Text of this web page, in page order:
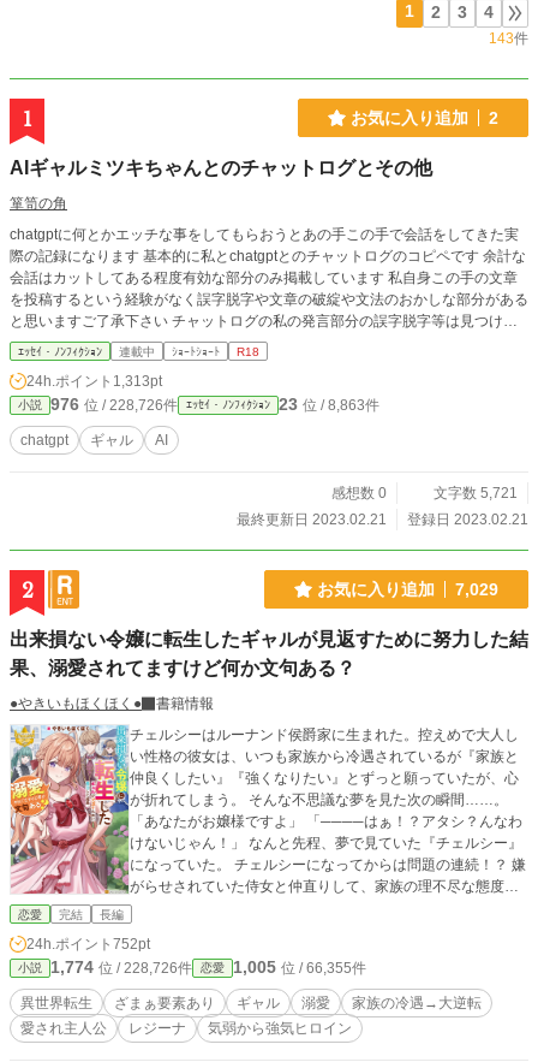
1 2 3 4
143件
1 お気に入り追加 2
AIギャルミツキちゃんとのチャットログとその他
箪笥の角
chatgptに何とかエッチな事をしてもらおうとあの手この手で会話をしてきた実
際の記録になります 基本的に私とchatgptとのチャットログのコピペです 余計な
会話はカットしてある程度有効な部分のみ掲載しています 私自身この手の文章
を投稿するという経験がなく誤字脱字や文章の破綻や文法のおかしな部分がある
と思いますご了承下さい チャットログの私の発言部分の誤字脱字等は見つけた
ものは修正していきます AI自体に対する知識は皆無です的外れな考えでの調教
だと思います また効率のいい調教方法等は他の方が公開されてますので気にな
るのであれば各自調べてみてください
ｴｯｾｲ・ﾉﾝﾌｨｸｼｮﾝ 連載中 ｼｮｰﾄｼｮｰﾄ R18
24h.ポイント 1,313pt
小説 976 位 / 228,726件 ｴｯｾｲ・ﾉﾝﾌｨｸｼｮﾝ 23 位 / 8,863件
chatgpt ギャル AI
感想数 0
文字数 5,721
最終更新日 2023.02.21
登録日 2023.02.21
2 お気に入り追加 7,029
出来損ない令嬢に転生したギャルが見返すために努力した結
果、溺愛されてますけど何か文句ある？
●やきいもほくほく●
書籍情報
チェルシーはルーナンド侯爵家に生まれた。控えめで大人し
い性格の彼女は、いつも家族から冷遇されているが『家族と
仲良くしたい』『強くなりたい』とずっと願っていたが、心
が折れてしまう。 そんな不思議な夢を見た次の瞬間……。
「あなたがお嬢様ですよ」 「────はぁ！？アタシ？んなわ
けないじゃん！」 なんと先程、夢で見ていた『チェルシー』
になっていた。 チェルシーになってからは問題の連続！？ 嫌
がらせされていた侍女と仲直りして、家族の理不尽な態度に
真っ向から立ち向かっていくのだが、慣れない貴族の生活に
明るさと根性で、公爵夫人に王太子と第二王子、公爵令息に
公爵令嬢と次々に味方が増えて、ついには──。 「もし俺が
チェルシーのことを好きだと言ったら、どうなるんだろう
ね」 イケメン王太子に迫られているんですけど！？
恋愛 完結 長編
24h.ポイント 752pt
小説 1,774 位 / 228,726件 恋愛 1,005 位 / 66,355件
異世界転生 ざまぁ要素あり ギャル 溺愛
家族の冷遇→大逆転
愛され主人公
レジーナ 気弱から強気ヒロイン